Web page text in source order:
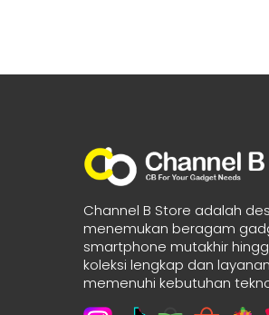
Channel B Store adalah
menemukan beragam
smartphone mutakhir
koleksi lengkap dan
memenuhi kebutuhan